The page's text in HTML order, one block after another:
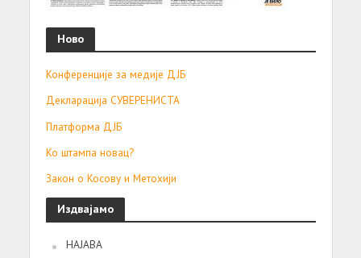
Ново
Конференције за медије ДЈБ
Декларација СУВЕРЕНИСТА
Платформа ДЈБ
Ко штампа новац?
Закон о Косову и Метохији
Издвајамо
НАЈАВА